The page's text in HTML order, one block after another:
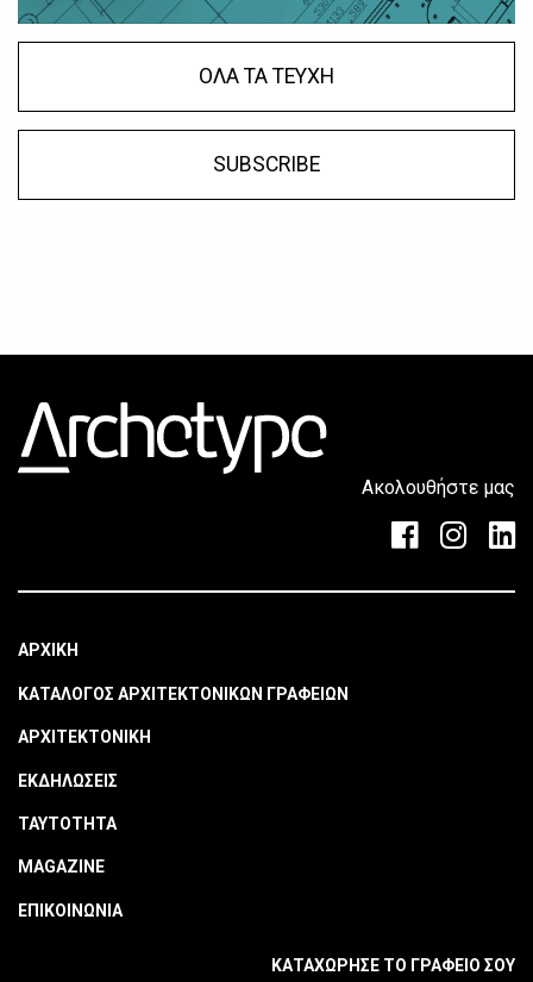
ΟΛΑ ΤΑ ΤΕΥΧΗ
SUBSCRIBE
Ακολουθήστε μας
ΑΡΧΙΚΗ
ΚΑΤΑΛΟΓΟΣ ΑΡΧΙΤΕΚΤΟΝΙΚΩΝ ΓΡΑΦΕΙΩΝ
ΑΡΧΙΤΕΚΤΟΝΙΚΗ
ΕΚΔΗΛΩΣΕΙΣ
ΤΑΥΤΟΤΗΤΑ
MAGAZINE
ΕΠΙΚΟΙΝΩΝΙΑ
ΚΑΤΑΧΩΡΗΣΕ ΤΟ ΓΡΑΦΕΙΟ ΣΟΥ